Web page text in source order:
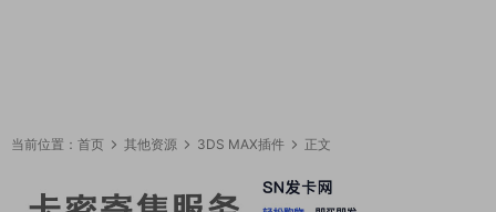
当前位置： 首页 其他资源 3DS MAX插件 正文